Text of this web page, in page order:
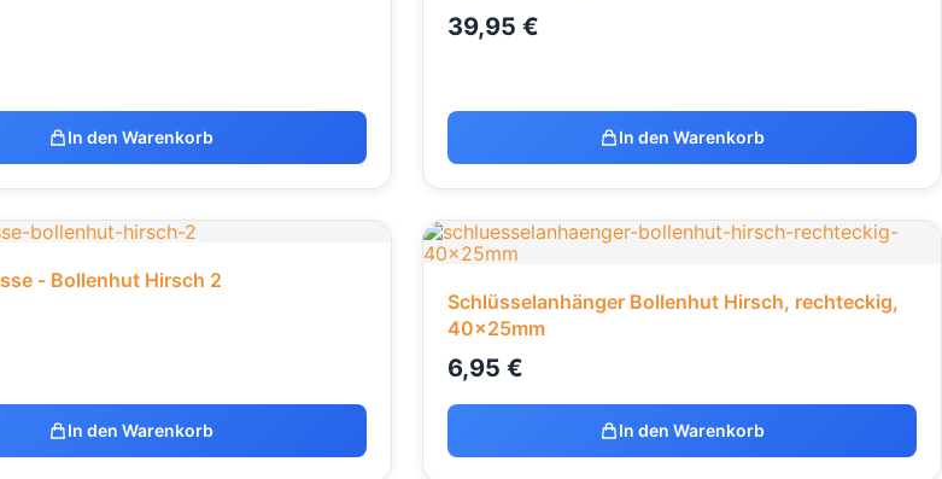
In den Warenkorb
39,95 €
In den Warenkorb
- Bollenhut Hirsch 2
In den Warenkorb
Schlüsselanhänger Bollenhut Hirsch, rechteckig,
40x25mm
6,95 €
In den Warenkorb